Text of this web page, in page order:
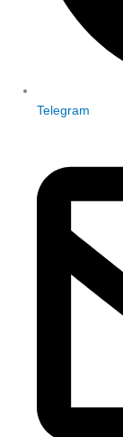
Telegram